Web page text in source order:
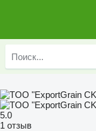
5.0
1 отзыв